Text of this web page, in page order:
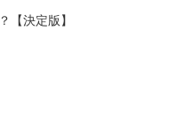
【決定版】